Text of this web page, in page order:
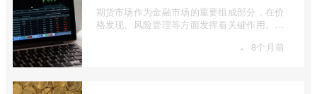
期货市场作为金融市场的重要组成部分，在价
格发现、风险管理等方面发挥着关键作用。近
· 8个月前